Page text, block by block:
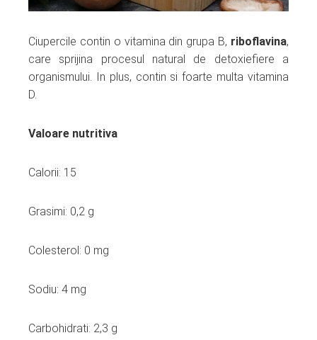
Ciupercile contin o vitamina din grupa B, riboflavina,
care sprijina procesul natural de detoxiefiere a
organismului. In plus, contin si foarte multa vitamina
D.
Valoare nutritiva
Calorii: 15
Grasimi: 0,2 g
Colesterol: 0 mg
Sodiu: 4 mg
Carbohidrati: 2,3 g